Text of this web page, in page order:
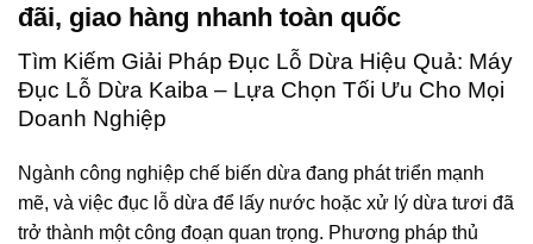
đãi, giao hàng nhanh toàn quốc
Tìm Kiếm Giải Pháp Đục Lỗ Dừa Hiệu Quả: Máy
Đục Lỗ Dừa Kaiba – Lựa Chọn Tối Ưu Cho Mọi
Doanh Nghiệp
Ngành công nghiệp chế biến dừa đang phát triển mạnh
mẽ, và việc đục lỗ dừa để lấy nước hoặc xử lý dừa tươi đã
trở thành một công đoạn quan trọng. Phương pháp thủ